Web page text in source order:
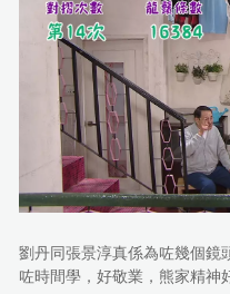
劉丹同張景淳真係為咗幾個鏡
咗時間學，好敬業，熊家精神